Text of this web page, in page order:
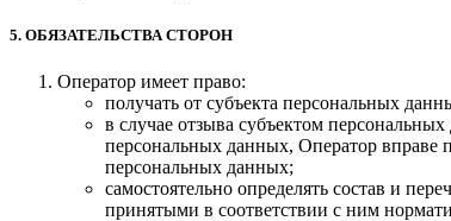
5. ОБЯЗАТЕЛЬСТВА СТОРОН
Оператор имеет право:
получать от субъекта персональных
в случае отзыва субъектом
персональных данных, Оператор вправе
персональных данных;
самостоятельно определять состав и
принятыми в соответствии с ним